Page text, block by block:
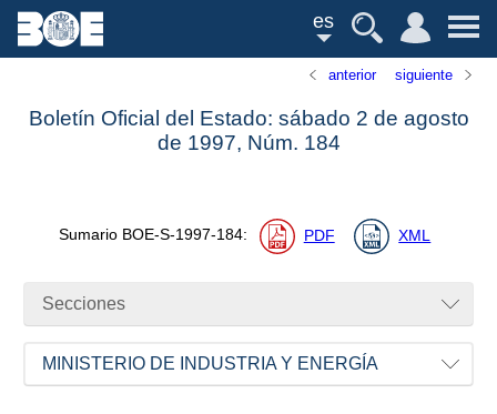
es
anterior siguiente
Boletín Oficial del Estado: sábado 2 de agosto
de 1997, Núm. 184
Sumario BOE-S-1997-184: PDF XML
Secciones
MINISTERIO DE INDUSTRIA Y ENERGÍA